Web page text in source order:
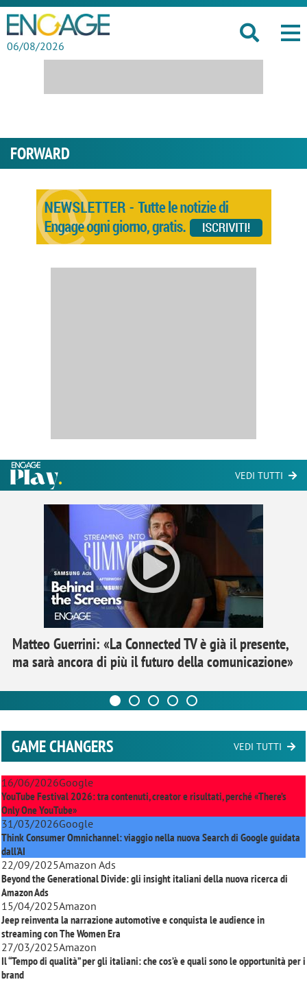
06/08/2026
FORWARD
VEDI TUTTI
Matteo Guerrini: «La Connected TV è già il presente,
ma sarà ancora di più il futuro della comunicazione»
GAME CHANGERS VEDI TUTTI
16/06/2026Google
YouTube Festival 2026: tra contenuti, creator e risultati, perché «There’s
Only One YouTube»
31/03/2026Google
Think Consumer Omnichannel: viaggio nella nuova Search di Google guidata
dall'AI
22/09/2025Amazon Ads
Beyond the Generational Divide: gli insight italiani della nuova ricerca di
Amazon Ads
15/04/2025Amazon
Jeep reinventa la narrazione automotive e conquista le audience in
streaming conThe Women Era
27/03/2025Amazon
Il “Tempo di qualità” per gli italiani: che cos’è e quali sono le opportunità per i
brand